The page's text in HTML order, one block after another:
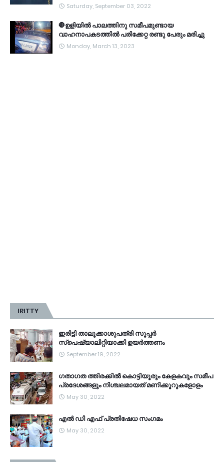
Saturday, September 03, 2022
🛑ഉളിയിൽ പാലത്തിനു സമീപമുണ്ടായ
വാഹനാപകടത്തിൽ പരിക്കേറ്റ രണ്ടു പേരും മരിച്ചു
Monday, March 13, 2023
IRITTY
ഇരിട്ടി താലൂക്കാശുപത്രി സൂപ്പർ
സ്‌പെഷ്യാലിറ്റിയാക്കി ഉയർത്തണം
September 19, 2022
ഗതാഗത ത്തിരക്കിൽ കൊട്ടിയൂരും കേളകവും സമീപ
പ്രദേശങ്ങളും നിശ്ചലമായത് മണിക്കൂറുകളോളം
May 30, 2022
എൽ ഡി എഫ് പ്രതിഷേധ സംഗമം
May 30, 2022